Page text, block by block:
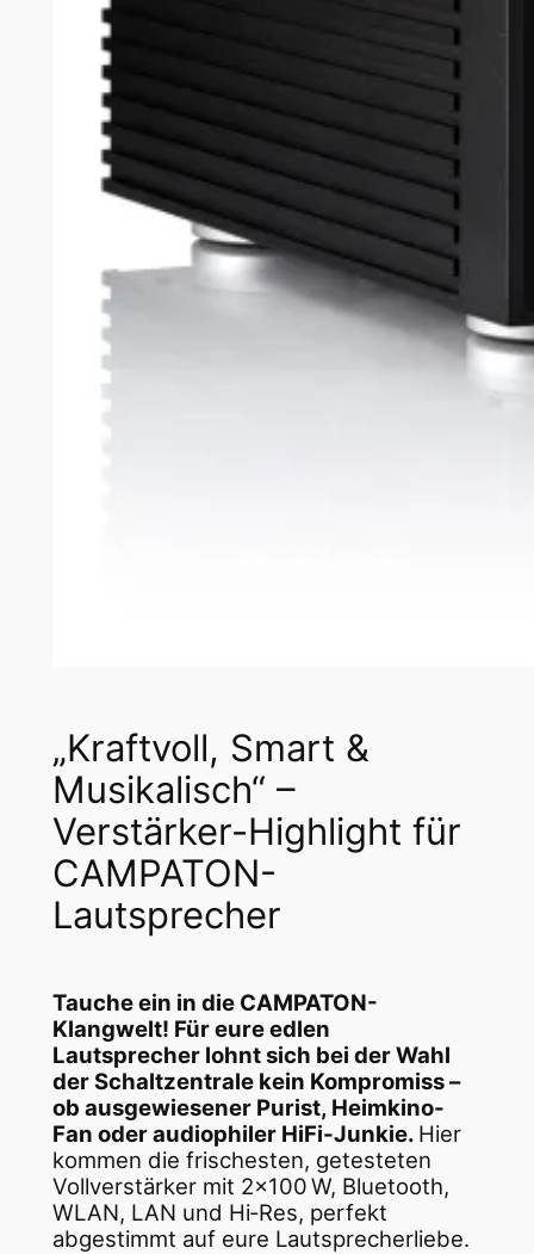
„Kraftvoll, Smart &
Musikalisch“ –
Verstärker-Highlight für
CAMPATON-
Lautsprecher
Tauche ein in die CAMPATON-
Klangwelt! Für eure edlen
Lautsprecher lohnt sich bei der Wahl
der Schaltzentrale kein Kompromiss –
ob ausgewiesener Purist, Heimkino-
Fan oder audiophiler HiFi-Junkie. Hier
kommen die frischesten, getesteten
Vollverstärker mit 2×100 W, Bluetooth,
WLAN, LAN und Hi‑Res, perfekt
abgestimmt auf eure Lautsprecherliebe.